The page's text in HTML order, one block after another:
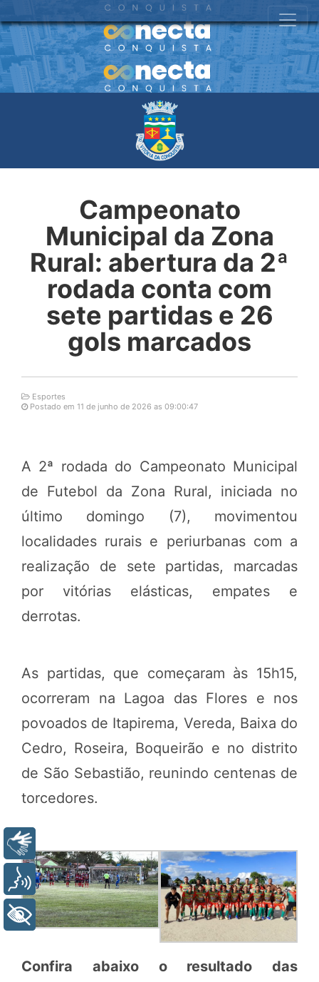
Campeonato
Municipal da Zona
Rural: abertura da 2ª
rodada conta com
sete partidas e 26
gols marcados
Esportes
Postado em 11 de junho de 2026 as 09:00:47
A 2ª rodada do Campeonato Municipal
de Futebol da Zona Rural, iniciada no
último domingo (7), movimentou
localidades rurais e periurbanas com a
realização de sete partidas, marcadas
por vitórias elásticas, empates e
derrotas.
As partidas, que começaram às 15h15,
ocorreram na Lagoa das Flores e nos
povoados de Itapirema, Vereda, Baixa do
Cedro, Roseira, Boqueirão e no distrito
de São Sebastião, reunindo centenas de
torcedores.
Confira abaixo o resultado das
Voz
+ Acessibilidade